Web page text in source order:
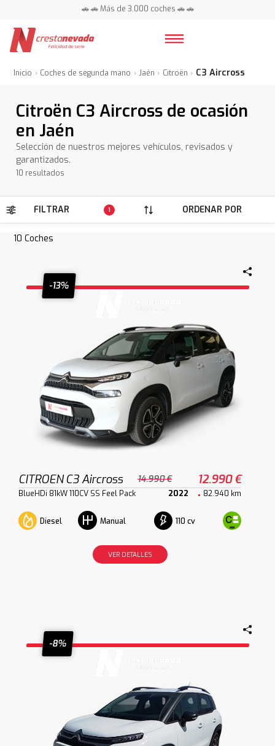
📍 Centros en toda España ⭐
📍 Centros en toda España ⭐
Inicio Coches de segunda mano Jaén Citroën C3 Aircross
Citroën C3 Aircross de ocasión
en Jaén
Selección de nuestros mejores vehículos, revisados y
garantizados.
10 resultados
FILTRAR 1 ORDENAR POR
10 Coches
-13%
CITROEN C3 Aircross 14.990 € 12.990 €
BlueHDi 81kW 110CV SS Feel Pack 2022 82.940 km
Diesel Manual 110 cv
VER DETALLES
-8%